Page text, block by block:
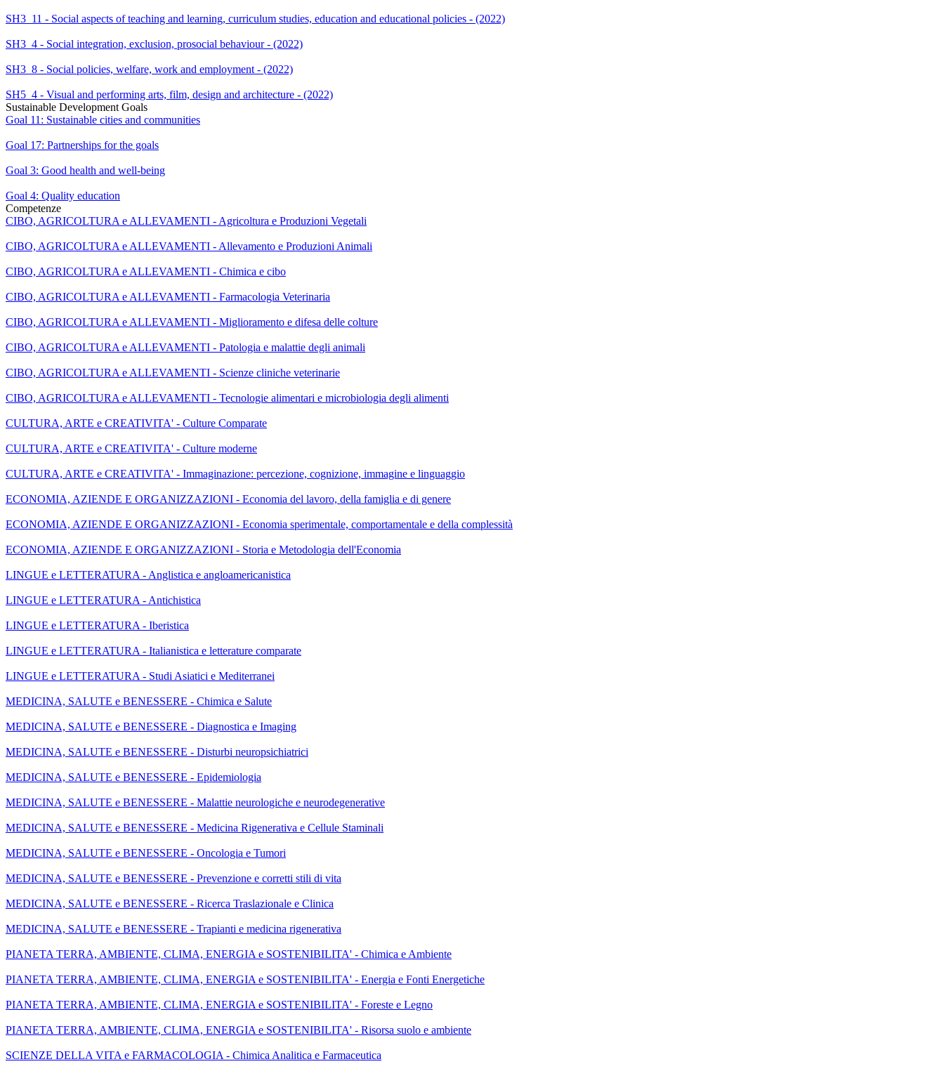
SH3_11 - Social aspects of teaching and learning, curriculum studies, education and educational policies - (2022)
SH3_4 - Social integration, exclusion, prosocial behaviour - (2022)
SH3_8 - Social policies, welfare, work and employment - (2022)
SH5_4 - Visual and performing arts, film, design and architecture - (2022)
Sustainable Development Goals
Goal 11: Sustainable cities and communities
Goal 17: Partnerships for the goals
Goal 3: Good health and well-being
Goal 4: Quality education
Competenze
CIBO, AGRICOLTURA e ALLEVAMENTI - Agricoltura e Produzioni Vegetali
CIBO, AGRICOLTURA e ALLEVAMENTI - Allevamento e Produzioni Animali
CIBO, AGRICOLTURA e ALLEVAMENTI - Chimica e cibo
CIBO, AGRICOLTURA e ALLEVAMENTI - Farmacologia Veterinaria
CIBO, AGRICOLTURA e ALLEVAMENTI - Miglioramento e difesa delle colture
CIBO, AGRICOLTURA e ALLEVAMENTI - Patologia e malattie degli animali
CIBO, AGRICOLTURA e ALLEVAMENTI - Scienze cliniche veterinarie
CIBO, AGRICOLTURA e ALLEVAMENTI - Tecnologie alimentari e microbiologia degli alimenti
CULTURA, ARTE e CREATIVITA' - Culture Comparate
CULTURA, ARTE e CREATIVITA' - Culture moderne
CULTURA, ARTE e CREATIVITA' - Immaginazione: percezione, cognizione, immagine e linguaggio
ECONOMIA, AZIENDE E ORGANIZZAZIONI - Economia del lavoro, della famiglia e di genere
ECONOMIA, AZIENDE E ORGANIZZAZIONI - Economia sperimentale, comportamentale e della complessità
ECONOMIA, AZIENDE E ORGANIZZAZIONI - Storia e Metodologia dell'Economia
LINGUE e LETTERATURA - Anglistica e angloamericanistica
LINGUE e LETTERATURA - Antichistica
LINGUE e LETTERATURA - Iberistica
LINGUE e LETTERATURA - Italianistica e letterature comparate
LINGUE e LETTERATURA - Studi Asiatici e Mediterranei
MEDICINA, SALUTE e BENESSERE - Chimica e Salute
MEDICINA, SALUTE e BENESSERE - Diagnostica e Imaging
MEDICINA, SALUTE e BENESSERE - Disturbi neuropsichiatrici
MEDICINA, SALUTE e BENESSERE - Epidemiologia
MEDICINA, SALUTE e BENESSERE - Malattie neurologiche e neurodegenerative
MEDICINA, SALUTE e BENESSERE - Medicina Rigenerativa e Cellule Staminali
MEDICINA, SALUTE e BENESSERE - Oncologia e Tumori
MEDICINA, SALUTE e BENESSERE - Prevenzione e corretti stili di vita
MEDICINA, SALUTE e BENESSERE - Ricerca Traslazionale e Clinica
MEDICINA, SALUTE e BENESSERE - Trapianti e medicina rigenerativa
PIANETA TERRA, AMBIENTE, CLIMA, ENERGIA e SOSTENIBILITA' - Chimica e Ambiente
PIANETA TERRA, AMBIENTE, CLIMA, ENERGIA e SOSTENIBILITA' - Energia e Fonti Energetiche
PIANETA TERRA, AMBIENTE, CLIMA, ENERGIA e SOSTENIBILITA' - Foreste e Legno
PIANETA TERRA, AMBIENTE, CLIMA, ENERGIA e SOSTENIBILITA' - Risorsa suolo e ambiente
SCIENZE DELLA VITA e FARMACOLOGIA - Chimica Analitica e Farmaceutica